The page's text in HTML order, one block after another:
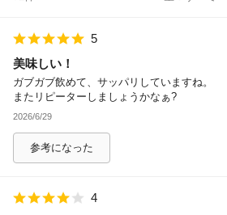
5
美味しい！
ガブガブ飲めて、サッパリしていますね。
またリピーターしましょうかなぁ?
2026/6/29
参考になった
4
除外ワード